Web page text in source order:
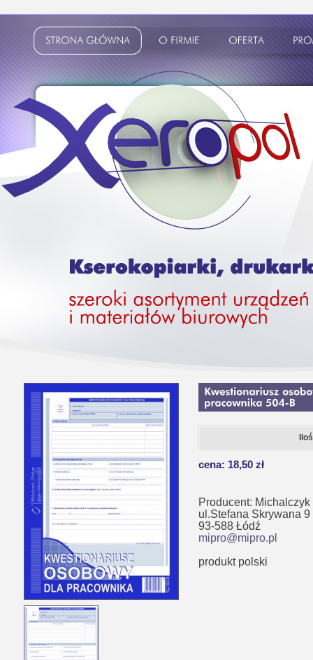
cena: 18,50 zł
Producent:
ul.Stefana Skrywana 9
93-588 Łódź
mipro@mipro.pl
produkt polski